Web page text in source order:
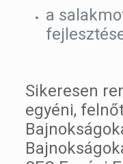
a
Sikeresen
egyéni,